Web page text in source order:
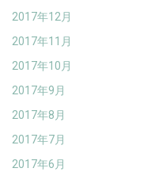
2017年12月
2017年11月
2017年10月
2017年9月
2017年8月
2017年7月
2017年6月